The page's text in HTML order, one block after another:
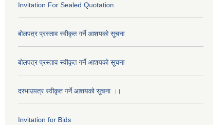
Invitation For Sealed Quotation
बोलपत्र प्रस्ताव स्वीकृत गर्ने आशयको सूचना
बोलपत्र प्रस्ताव स्वीकृत गर्ने आशयको सूचना
दरभाउपत्र स्वीकृत गर्ने आशयको सूचना ।।
Invitation for Bids